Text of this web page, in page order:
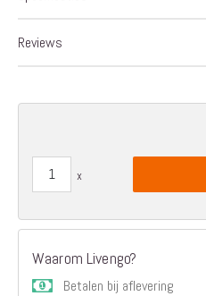
gallerij
Reviews
Waarom Livengo?
Betalen bij aflevering